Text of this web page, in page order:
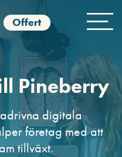
Offert
Pineberry
digitala
företag med att
tillväxt.